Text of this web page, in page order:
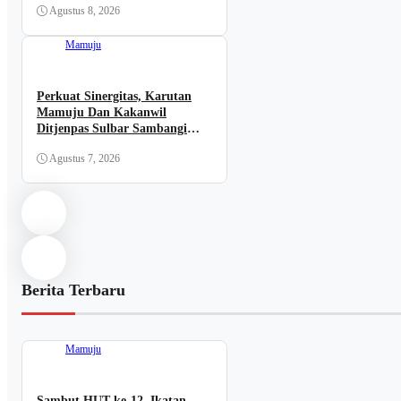
Agustus 8, 2026
Mamuju
Perkuat Sinergitas, Karutan
Mamuju Dan Kakanwil
Ditjenpas Sulbar Sambangi
Agustus 7, 2026
Berita Terbaru
Mamuju